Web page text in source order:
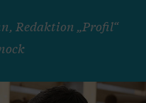
Redaktion „Profil“